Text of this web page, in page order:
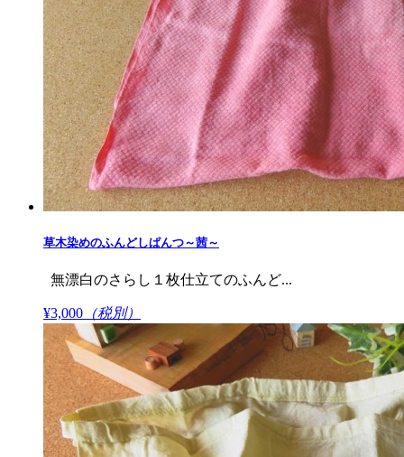
草木染めのふんどしぱんつ～茜～
無漂白のさらし１枚仕立てのふんど...
¥3,000 （税別）